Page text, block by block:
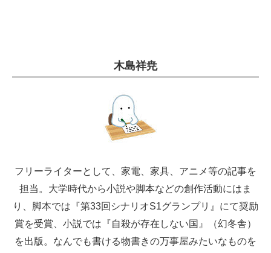
木島祥尭
フリーライターとして、家電、家具、アニメ等の記事を
担当。大学時代から小説や脚本などの創作活動にはま
り、脚本では『第33回シナリオS1グランプリ』にて奨励
賞を受賞、小説では『自殺が存在しない国』（幻冬舎）
を出版。なんでも書ける物書きの万事屋みたいなものを